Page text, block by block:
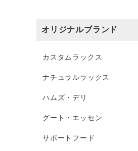
オリジナルブランド
カスタムラックス
ナチュラルラックス
ハムズ・デリ
グート・エッセン
サポートフード